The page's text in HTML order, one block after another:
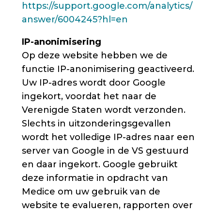
https://support.google.com/analytics/
answer/6004245?hl=en
IP-anonimisering
Op deze website hebben we de
functie IP-anonimisering geactiveerd.
Uw IP-adres wordt door Google
ingekort, voordat het naar de
Verenigde Staten wordt verzonden.
Slechts in uitzonderingsgevallen
wordt het volledige IP-adres naar een
server van Google in de VS gestuurd
en daar ingekort. Google gebruikt
deze informatie in opdracht van
Medice om uw gebruik van de
website te evalueren, rapporten over